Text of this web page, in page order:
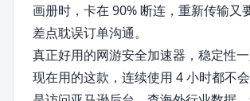
画册时，卡在 90% 断连，重新传输又
差点耽误订单沟通。
真正好用的网游安全加速器，稳定性
现在用的这款，连续使用 4 小时都不